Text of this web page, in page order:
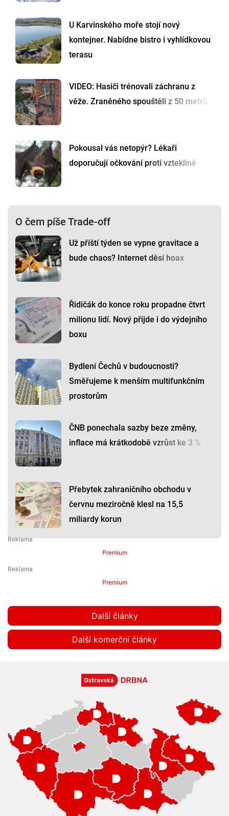
U Karvinského moře stojí nový
kontejner. Nabídne bistro i vyhlídkovou
terasu
VIDEO: Hasiči trénovali záchranu z
věže. Zraněného spouštěli z 50 metrů
Pokousal vás netopýr? Lékaři
doporučují očkování proti vzteklině
O čem píše Trade-off
Už příští týden se vypne gravitace a
bude chaos? Internet děsí hoax
Řidičák do konce roku propadne čtvrt
milionu lidí. Nový přijde i do výdejního
boxu
Bydlení Čechů v budoucnosti?
Směřujeme k menším multifunkčním
prostorům
ČNB ponechala sazby beze změny,
inflace má krátkodobě vzrůst ke 3 %
Přebytek zahraničního obchodu v
červnu meziročně klesl na 15,5
miliardy korun
Premium
Premium
Další články
Další komerční články